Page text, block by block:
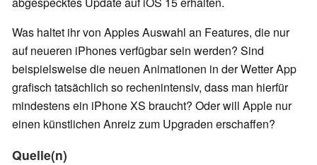
Was haltet ihr von Apples Auswahl an Features, die nur
auf neueren iPhones verfügbar sein werden? Sind
beispielsweise die neuen Animationen in der Wetter App
grafisch tatsächlich so rechenintensiv, dass man hierfür
mindestens ein iPhone XS braucht? Oder will Apple nur
einen künstlichen Anreiz zum Upgraden erschaffen?
Quelle(n)